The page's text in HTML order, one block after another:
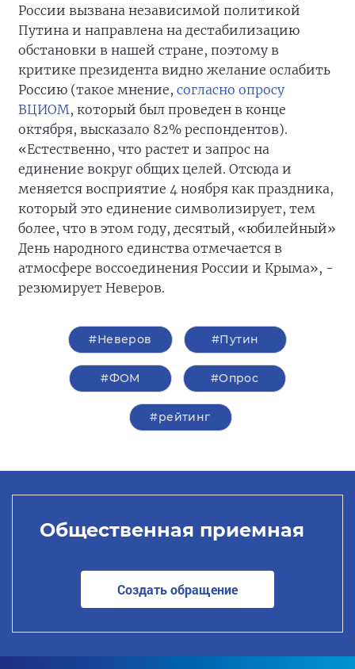
России вызвана независимой политикой
Путина и направлена на дестабилизацию
обстановки в нашей стране, поэтому в
критике президента видно желание ослабить
Россию (такое мнение, согласно опросу
ВЦИОМ, который был проведен в конце
октября, высказало 82% респондентов).
«Естественно, что растет и запрос на
единение вокруг общих целей. Отсюда и
меняется восприятие 4 ноября как праздника,
который это единение символизирует, тем
более, что в этом году, десятый, «юбилейный»
День народного единства отмечается в
атмосфере воссоединения России и Крыма», -
резюмирует Неверов.
#Неверов #Путин
#ФОМ #Опрос
#рейтинг
Общественная приемная
Создать обращение